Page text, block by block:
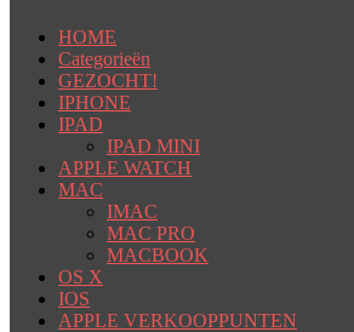
HOME
Categorieën
GEZOCHT!
IPHONE
IPAD
IPAD MINI
APPLE WATCH
MAC
IMAC
MAC PRO
MACBOOK
OS X
IOS
APPLE VERKOOPPUNTEN